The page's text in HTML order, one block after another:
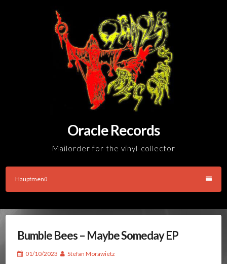
Oracle Records
Mailorder for the vinyl-collector
Hauptmenü
Bumble Bees – Maybe Someday EP
01/10/2023 Stefan Morawietz